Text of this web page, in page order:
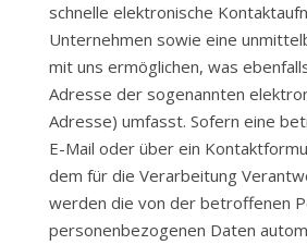
schnelle elektronische
Unternehmen sowie eine
mit uns ermöglichen, was
Adresse der sogenannten
Adresse) umfasst. Sofern eine
E-Mail oder über ein
dem für die Verarbeitung
werden die von der betroffenen
personenbezogenen Daten